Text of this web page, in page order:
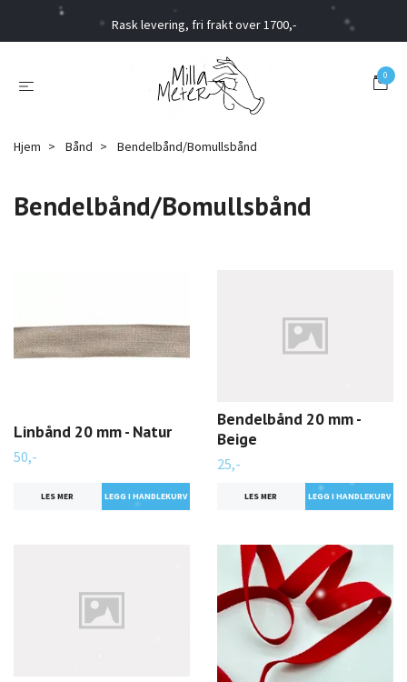
Rask levering, fri frakt over 1700,-
0
Hjem Bånd Bendelbånd/Bomullsbånd
Bendelbånd/Bomullsbånd
Linbånd 20 mm - Natur
50,-
LES MER
Bendelbånd 20 mm -
Beige
25,-
LES MER